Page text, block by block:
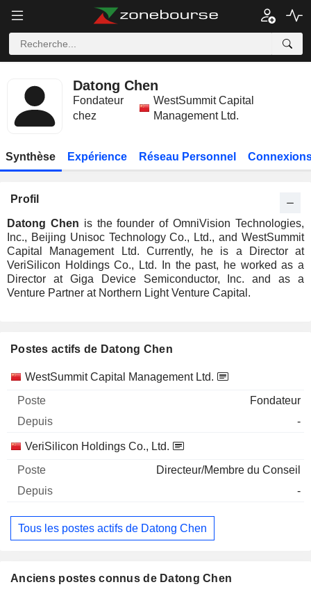
Datong Chen
Fondateur
chez
WestSummit Capital
Management Ltd.
Synthèse Expérience Réseau Personnel
Profil
Datong Chen is the founder of OmniVision Technologies,
Inc., Beijing Unisoc Technology Co., Ltd., and WestSummit
Capital Management Ltd. Currently, he is a Director at
VeriSilicon Holdings Co., Ltd. In the past, he worked as a
Director at Giga Device Semiconductor, Inc. and as a
Venture Partner at Northern Light Venture Capital.
Postes actifs de Datong Chen
Sociétés Poste Début
WestSummit Capital Management Ltd.
Fondateur
-
VeriSilicon Holdings Co., Ltd.
Directeur/Membre du Conseil
-
Tous les postes actifs de Datong Chen
Anciens postes connus de Datong Chen